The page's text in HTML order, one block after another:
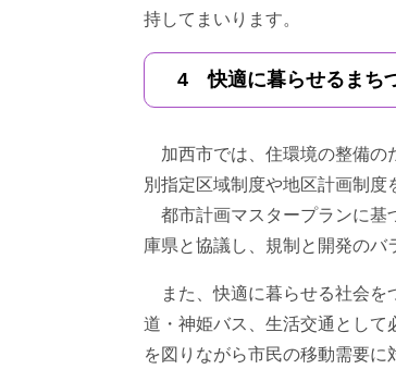
持してまいります。
4 快適に暮らせるまち
加西市では、住環境の整備の
別指定区域制度や地区計画制度
都市計画マスタープランに基
庫県と協議し、規制と開発のバ
また、快適に暮らせる社会を
道・神姫バス、生活交通として
を図りながら市民の移動需要